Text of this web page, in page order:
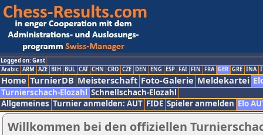
Logged on: Gast
Arabic ARM AZE BIH BUL CAT CHN CRO CZE DEN ENG ESP FAI FIN FRA GER GRE INA
Home TurnierDB Meisterschaft Foto-Galerie Meldekartei
Turnierschach-Elozahl Schnellschach-Elozahl
Allgemeines Turnier anmelden: AUT FIDE Spieler anmelden Elo
Willkommen bei den offiziellen